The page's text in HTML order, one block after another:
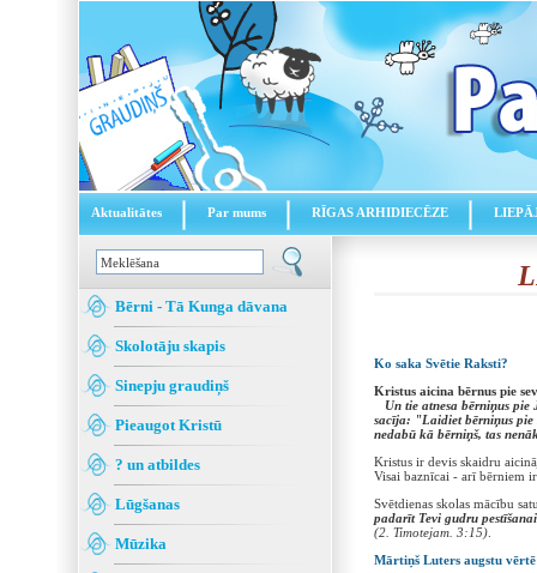
Aktualitātes Par mums RĪGAS ARHIDIECĒZE
Bērni - Tā Kunga dāvana
Skolotāju skapis
Sinepju graudiņš
Pieaugot Kristū
? un atbildes
Lūgšanas
Mūzika
Ko saka Svētie Raksti?
Kristus aicina bērnus pie
Un tie atnesa bērniņus pie
sacīja: "Laidiet bērniņus pie
nedabū kā bērniņš, tas
Kristus ir devis skaidru
Visai baznīcai - arī bērniem
Svētdienas skolas mācību
padarīt Tevi gudru
(2. Timotejam. 3:15).
Mārtiņš Luters augstu